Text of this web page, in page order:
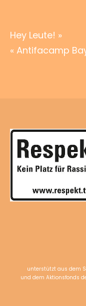
Hey Leute! »
« Antifacamp
unterstützt aus dem
und dem Aktionsfonds